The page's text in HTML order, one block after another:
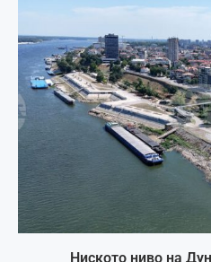
Ниското ниво на